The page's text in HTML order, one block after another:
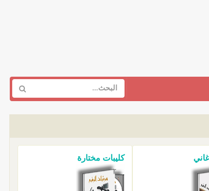
كليبات مختارة